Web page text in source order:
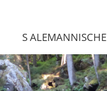
S ALEMANNISCHE